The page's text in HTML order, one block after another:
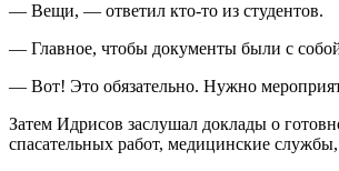
— Вещи, — ответил кто-то из студентов.
— Главное, чтобы документы были с
— Вот! Это обязательно. Нужно
Затем Идрисов заслушал доклады о
спасательных работ, медицинские